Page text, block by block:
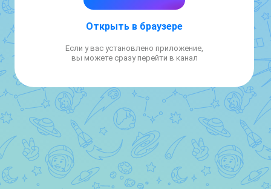
лекциях и фестивалях для вас!
☎️ 8 (473) 210-07-37
Музей онлайн на сайте
Открыть в браузере
Если у вас установлено приложение,
вы можете сразу перейти в канал